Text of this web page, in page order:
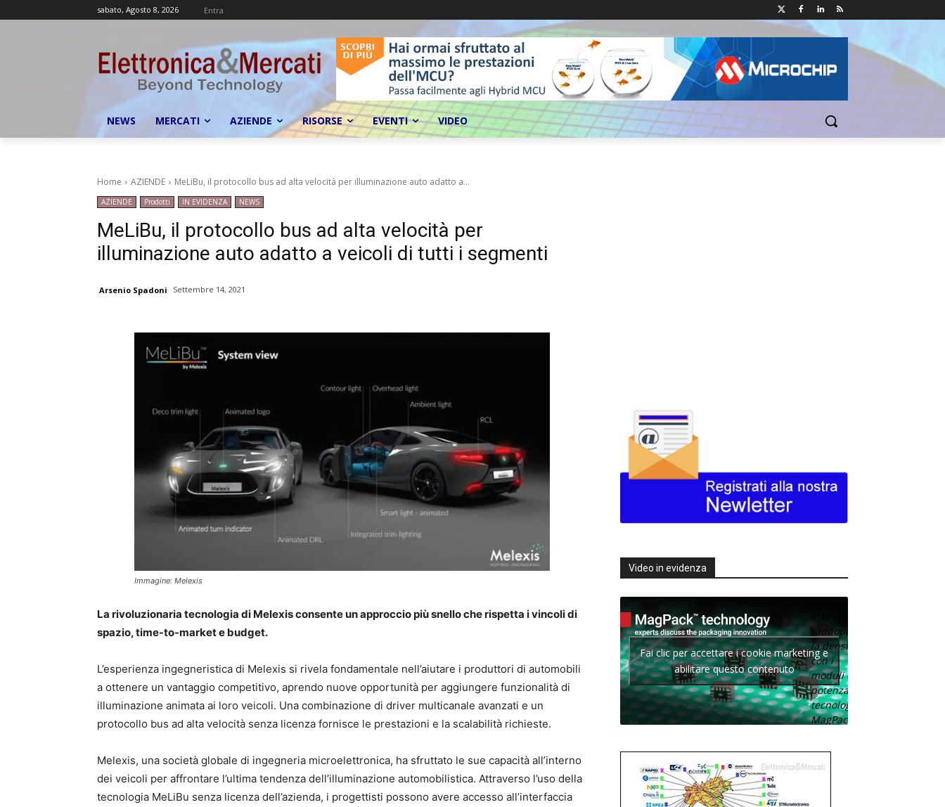
sabato, Agosto 8, 2026 Entra
NEWS MERCATI AZIENDE RISORSE EVENTI VIDEO
Home AZIENDE MeLiBu, il protocollo bus ad alta velocità per illuminazione auto adatto a...
AZIENDE Prodotti IN EVIDENZA NEWS
MeLiBu, il protocollo bus ad alta velocità per
illuminazione auto adatto a veicoli di tutti i segmenti
Arsenio Spadoni Settembre 14, 2021
Immagine: Melexis
La rivoluzionaria tecnologia di Melexis consente un approccio più snello che rispetta i vincoli di
spazio, time-to-market e budget.
L’esperienza ingegneristica di Melexis si rivela fondamentale nell’aiutare i produttori di automobili
a ottenere un vantaggio competitivo, aprendo nuove opportunità per aggiungere funzionalità di
illuminazione animata ai loro veicoli. Una combinazione di driver multicanale avanzati e un
protocollo bus ad alta velocità senza licenza fornisce le prestazioni e la scalabilità richieste.
Melexis, una società globale di ingegneria microelettronica, ha sfruttato le sue capacità all’interno
dei veicoli per affrontare l’ultima tendenza dell’illuminazione automobilistica. Attraverso l’uso della
tecnologia MeLiBu senza licenza dell’azienda, i progettisti possono avere accesso all’interfaccia
Video in evidenza
Texas
raddoppia
la densità
con i
moduli di
potenza con
tecnologia
MagPack.
Fai clic per accettare i cookie marketing e
abilitare questo contenuto